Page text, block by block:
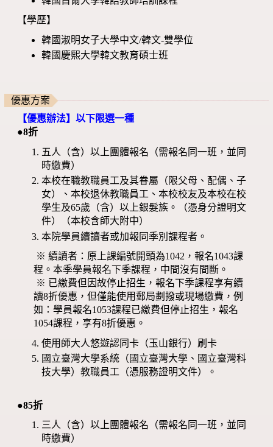
【學歷】
韓國淑明女子大學中文/韓文-雙學位
韓國慶熙大學韓文教育碩士班
優惠方案
【優惠辦法】以下限選一種
●8折
五人（含）以上團體報名（需報名同一班，並同
時繳費）
本校在職教職員工及其眷屬（限父母、配偶、子
女）、本校退休教職員工、本校校友及本校在校
學生及65歲（含）以上銀髮族。（憑身分證明文
件）（本校含師大附中）
本院學員續讀者或加報同季別課程者。
※ 續讀者：原上課編號開頭為1042，報名1043課
程。本季學員報名下季課程，中間沒有間斷。
※ 已繳費但因故停止招生，報名下季課程享有續
讀8折優惠，但僅能使用郵局劃撥或現場繳費，例
如：學員報名1053課程已繳費但停止招生，報名
1054課程，享有8折優惠。
使用師大人悠遊認同卡（玉山銀行）刷卡
國立臺灣大學系統（國立臺灣大學、國立臺灣科
技大學）教職員工（憑服務證明文件）。
●85折
三人（含）以上團體報名（需報名同一班，並同
時繳費）